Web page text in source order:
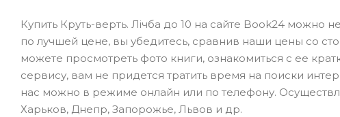
Купить Круть-верть. Лічба до 10 на сайте Book24
по лучшей цене, вы убедитесь, сравнив наши цены со
можете просмотреть фото книги, ознакомиться с ее
сервису, вам не придется тратить время на поиски
нас можно в режиме онлайн или по телефону.
Харьков, Днепр, Запорожье, Львов и др.